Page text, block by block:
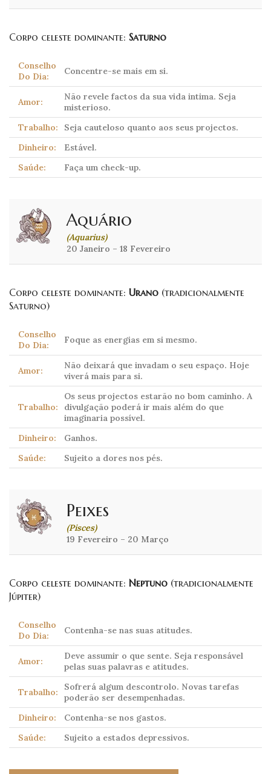
Corpo celeste dominante: Saturno
Conselho
Do Dia:
Concentre-se mais em si.
Amor:
Não revele factos da sua vida intima. Seja
misterioso.
Trabalho:
Seja cauteloso quanto aos seus projectos.
Dinheiro:
Estável.
Saúde:
Faça um check-up.
Aquário
(Aquarius)
20 Janeiro – 18 Fevereiro
Corpo celeste dominante: Urano (tradicionalmente
Saturno)
Conselho
Do Dia:
Foque as energias em si mesmo.
Amor:
Não deixará que invadam o seu espaço. Hoje
viverá mais para si.
Trabalho:
Os seus projectos estarão no bom caminho. A
divulgação poderá ir mais além do que
imaginaria possível.
Dinheiro:
Ganhos.
Saúde:
Sujeito a dores nos pés.
Peixes
(Pisces)
19 Fevereiro – 20 Março
Corpo celeste dominante: Neptuno (tradicionalmente
Júpiter)
Conselho
Do Dia:
Contenha-se nas suas atitudes.
Amor:
Deve assumir o que sente. Seja responsável
pelas suas palavras e atitudes.
Trabalho:
Sofrerá algum descontrolo. Novas tarefas
poderão ser desempenhadas.
Dinheiro:
Contenha-se nos gastos.
Saúde:
Sujeito a estados depressivos.